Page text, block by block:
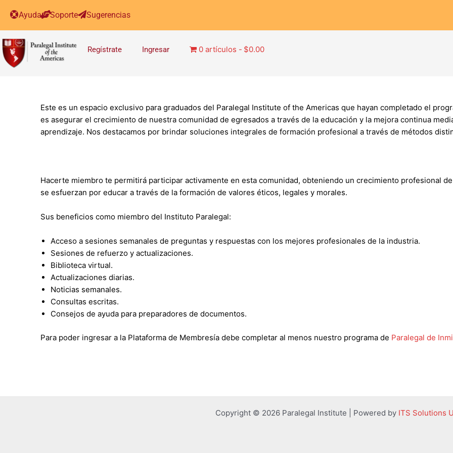
Ayuda Soporte Sugerencias
Regístrate Ingresar 0 artículos $0.00
Este es un espacio exclusivo para graduados del Paralegal Institute of the Americas que hayan completado el
es asegurar el crecimiento de nuestra comunidad de egresados a través de la educación y la mejora continua
aprendizaje. Nos destacamos por brindar soluciones integrales de formación profesional a través de métodos
Hacerte miembro te permitirá participar activamente en esta comunidad, obteniendo un crecimiento profesional
se esfuerzan por educar a través de la formación de valores éticos, legales y morales.
Sus beneficios como miembro del Instituto Paralegal:
Acceso a sesiones semanales de preguntas y respuestas con los mejores profesionales de la industria.
Sesiones de refuerzo y actualizaciones.
Biblioteca virtual.
Actualizaciones diarias.
Noticias semanales.
Consultas escritas.
Consejos de ayuda para preparadores de documentos.
Para poder ingresar a la Plataforma de Membresía debe completar al menos nuestro programa de Paralegal de
Copyright © 2026 Paralegal Institute | Powered by ITS Solutions